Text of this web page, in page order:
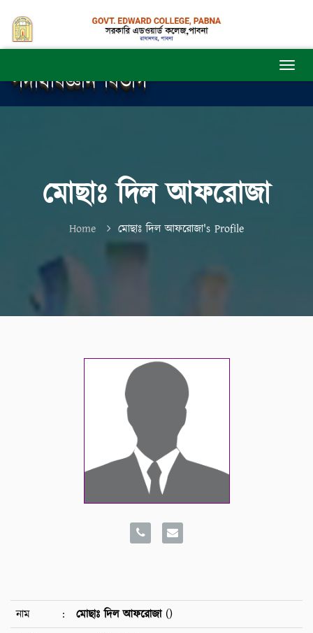
পদার্থবিজ্ঞান বিভাগ
মোছাঃ দিল আফরোজা
Home মোছাঃ দিল আফরোজা's Profile
নাম : মোছাঃ দিল আফরোজা()